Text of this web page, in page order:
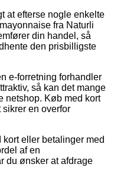
at efterse nogle enkelte
fra Naturli
din handel, så
den prisbilligste
e-forretning forhandler
så kan det mange
Køb med kort
en overfor
eller betalinger med
af en
du ønsker at afdrage